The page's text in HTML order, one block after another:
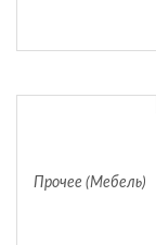
Прочее (Мебель)